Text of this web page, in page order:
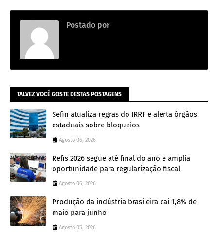
Postado por
TALVEZ VOCÊ GOSTE DESTAS POSTAGENS
Sefin atualiza regras do IRRF e alerta órgãos
estaduais sobre bloqueios
Agosto 06, 2026
Refis 2026 segue até final do ano e amplia
oportunidade para regularização fiscal
Agosto 06, 2026
Produção da indústria brasileira cai 1,8% de
maio para junho
Agosto 05, 2026